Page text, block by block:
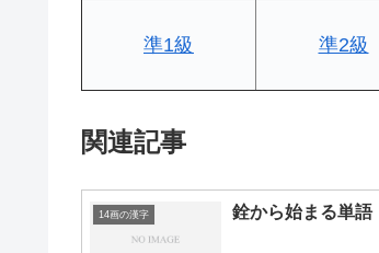
準1級 準2級
関連記事
14画の漢字 銓から始まる単語